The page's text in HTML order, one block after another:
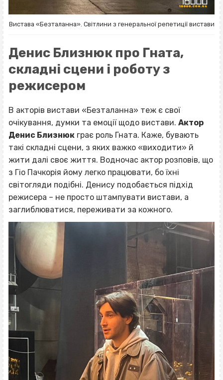
Вистава «Безталанна». Світлини з генеральної репетиції вистави
Денис Близнюк про Гната,
складні сцени і роботу з
режисером
В акторів вистави «Безталанна» теж є свої
очікування, думки та емоції щодо вистави. Актор
Денис Близнюк грає роль Гната. Каже, бувають
такі складні сцени, з яких важко «виходити» й
жити далі своє життя. Водночас актор розповів, що
з Гіо Пачкорія йому легко працювати, бо їхні
світогляди подібні. Денису подобається підхід
режисера – не просто штампувати вистави, а
заглиблюватися, переживати за кожного.